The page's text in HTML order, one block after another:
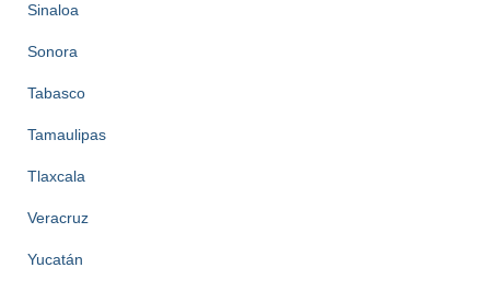
Sinaloa
Sonora
Tabasco
Tamaulipas
Tlaxcala
Veracruz
Yucatán